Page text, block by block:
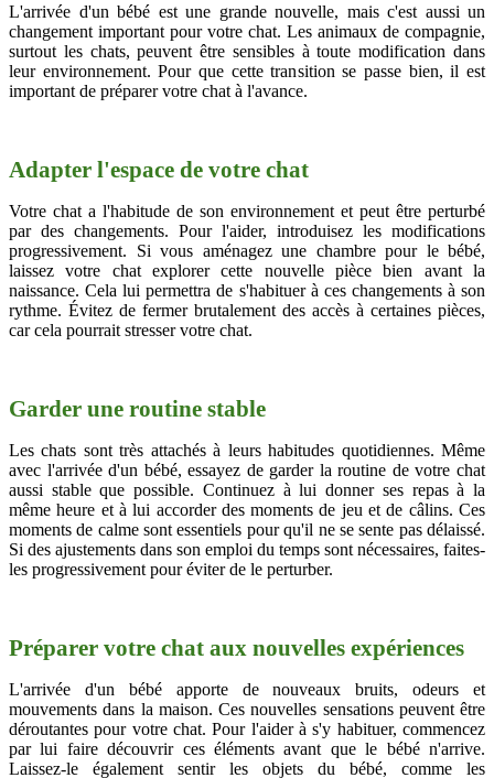
L'arrivée d'un bébé est une grande nouvelle, mais c'est aussi un
changement important pour votre chat. Les animaux de compagnie,
surtout les chats, peuvent être sensibles à toute modification dans
leur environnement. Pour que cette transition se passe bien, il est
important de préparer votre chat à l'avance.
Adapter l'espace de votre chat
Votre chat a l'habitude de son environnement et peut être perturbé
par des changements. Pour l'aider, introduisez les modifications
progressivement. Si vous aménagez une chambre pour le bébé,
laissez votre chat explorer cette nouvelle pièce bien avant la
naissance. Cela lui permettra de s'habituer à ces changements à son
rythme. Évitez de fermer brutalement des accès à certaines pièces,
car cela pourrait stresser votre chat.
Garder une routine stable
Les chats sont très attachés à leurs habitudes quotidiennes. Même
avec l'arrivée d'un bébé, essayez de garder la routine de votre chat
aussi stable que possible. Continuez à lui donner ses repas à la
même heure et à lui accorder des moments de jeu et de câlins. Ces
moments de calme sont essentiels pour qu'il ne se sente pas délaissé.
Si des ajustements dans son emploi du temps sont nécessaires, faites-
les progressivement pour éviter de le perturber.
Préparer votre chat aux nouvelles expériences
L'arrivée d'un bébé apporte de nouveaux bruits, odeurs et
mouvements dans la maison. Ces nouvelles sensations peuvent être
déroutantes pour votre chat. Pour l'aider à s'y habituer, commencez
par lui faire découvrir ces éléments avant que le bébé n'arrive.
Laissez-le également sentir les objets du bébé, comme les